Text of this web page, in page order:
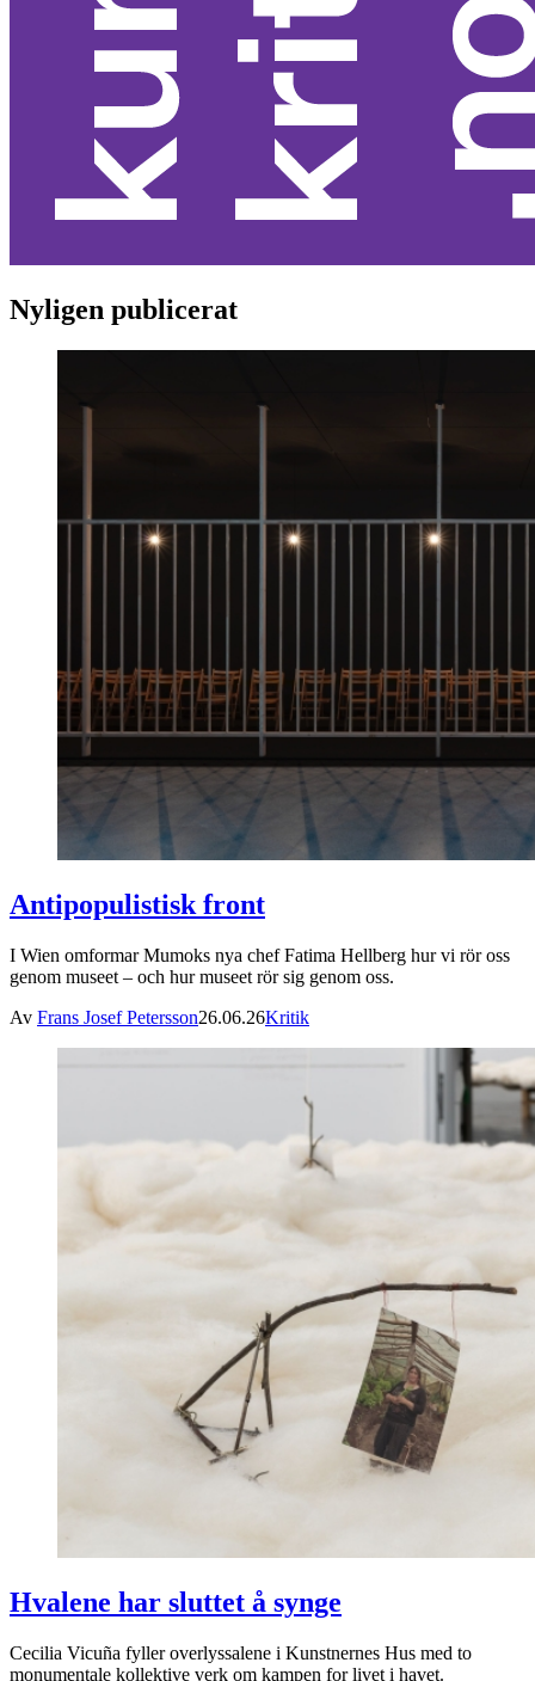
Nyligen publicerat
Antipopulistisk front
I Wien omformar Mumoks nya chef Fatima Hellberg hur vi rör oss
genom museet – och hur museet rör sig genom oss.
Av Frans Josef Petersson26.06.26Kritik
Hvalene har sluttet å synge
Cecilia Vicuña fyller overlyssalene i Kunstnernes Hus med to
monumentale kollektive verk om kampen for livet i havet.